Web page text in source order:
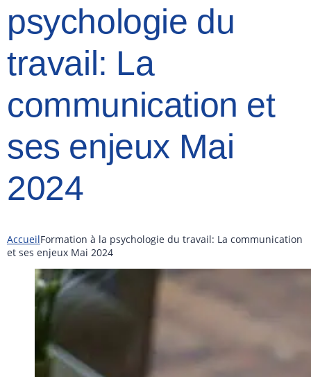
psychologie du
travail: La
communication et
ses enjeux Mai
2024
AccueilFormation à la psychologie du travail: La communication
et ses enjeux Mai 2024